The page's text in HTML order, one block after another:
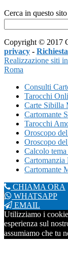
Cerca in questo
Copyright © 2017
privacy -
Realizzazione siti
Roma
Consulti
Tarocchi
Carte Sibilla
Cartomante
Tarocchi
Oroscopo
Oroscopo
Calcolo
Cartomanzia
Cartomante
CHIAMA ORA
WHATSAPP
EMAIL
Utilizziamo i
esperienza sul
assumiamo che tu